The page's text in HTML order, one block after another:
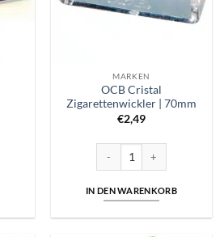
MARKEN
OCB Cristal
Zigarettenwickler | 70mm
€2,49
OCB Cristal
IN DEN WARENKORB